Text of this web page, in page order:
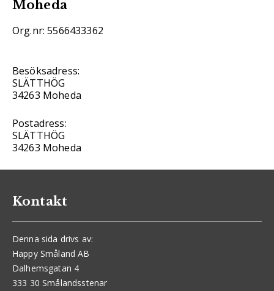
Moheda
Org.nr: 5566433362
Besöksadress:
SLÄTTHÖG
34263 Moheda
Postadress:
SLÄTTHÖG
34263 Moheda
Kontakt
Denna sida drivs av:
Happy Småland AB
Dalhemsgatan 4
333 30 Smålandsstenar